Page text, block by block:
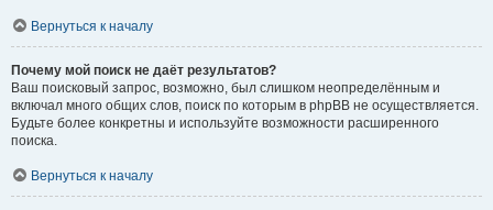
Вернуться к началу
Почему мой поиск не даёт результатов?
Ваш поисковый запрос, возможно, был слишком неопределённым и
включал много общих слов, поиск по которым в phpBB не осуществляется.
Будьте более конкретны и используйте возможности расширенного
поиска.
Вернуться к началу